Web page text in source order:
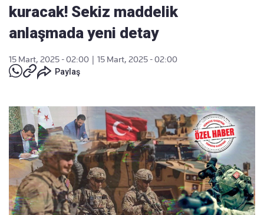
kuracak! Sekiz maddelik
anlaşmada yeni detay
15 Mart, 2025 - 02:00
15 Mart, 2025 - 02:00
Paylaş